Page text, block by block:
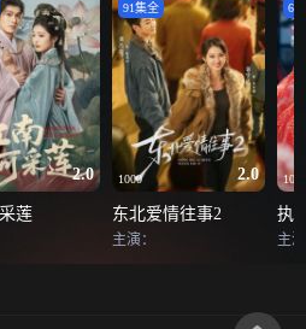
2.0
莲
1000 2.0
91集全
东北爱情往事2
主演：
1000
68
执
主